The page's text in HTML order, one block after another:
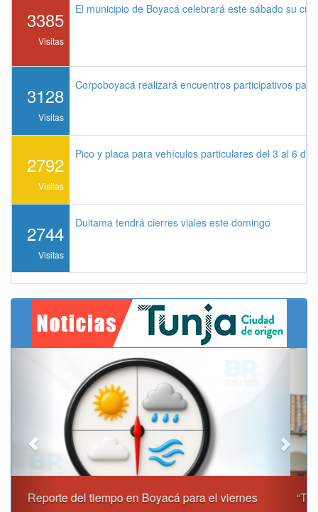
3385
Visitas
El municipio de Boyacá celebrará este sábado su
3128
Visitas
Corpoboyacá realizará encuentros participativos
2792
Visitas
Pico y placa para vehículos particulares del 3 al 6 de
2744
Visitas
Duitama tendrá cierres viales este domingo
“Tunja nos ha dado demasiado y no podemos fallarle en